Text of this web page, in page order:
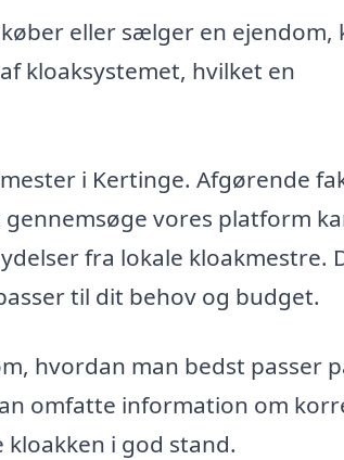
eller sælger en ejendom,
kloaksystemet, hvilket en
i Kertinge. Afgørende
vores platform
fra lokale kloakmestre.
til dit behov og budget.
hvordan man bedst passer
omfatte information om
i god stand.